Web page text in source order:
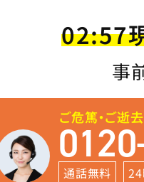
02:57
事
ご危篤・ご逝
通話無料